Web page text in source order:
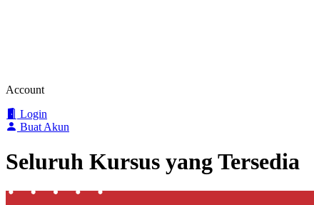
Account
Login
Buat Akun
Seluruh Kursus yang Tersedia